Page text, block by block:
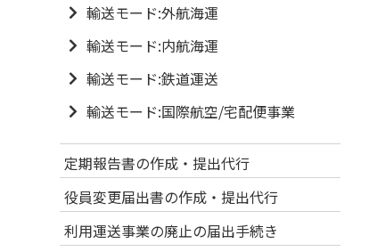
輸送モード:外航海運
輸送モード:内航海運
輸送モード:鉄道運送
輸送モード:国際航空/宅配便事業
定期報告書の作成・提出代行
役員変更届出書の作成・提出代行
利用運送事業の廃止の届出手続き